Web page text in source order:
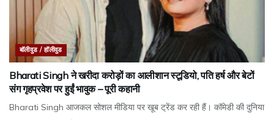
बॉलीवुड / हॉलीवुड
Bharati Singh ने खरीदा करोड़ों का आलीशान स्टूडियो, पति हर्ष और बेटों
संग गृहप्रवेश पर हुईं भावुक – पूरी कहानी
Bharati Singh आजकल सोशल मीडिया पर खूब ट्रेंड कर रही हैं। कॉमेडी की दुनिया